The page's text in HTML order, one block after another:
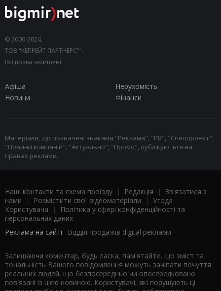
© 2000-2024,
ТОВ "КЕПРЕЙТ ПАРТНЕРС"".
Всі права захищені.
Афіша
Нерухомість
Новини
Фінанси
Матеріали, що позначені знаками "Реклама", "PR", "Спецпроект",
"Новини компаній", "Актуально", "Промо", публікуються на
правах реклами.
Наші контакти та схема проїзду | Редакція | Зв'язатися з
нами | Розмістити свої відеоматеріали | Угода
Користувача |
Політика у сфері конфіденційності та
персональних даних
Реклама на сайті: Відділ продажів digital реклами
Залишаючи коментар, будь ласка, пам'ятайте, що зміст та
тональність Вашого повідомлення можуть зачіпати почуття
реальних людей, що безпосередньо чи опосередковано
пов'язані із цією новиною. Користувачі, які порушують ці